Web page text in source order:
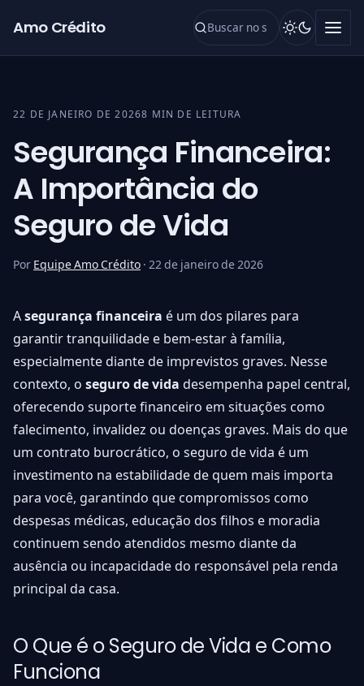
Amo Crédito
22 DE JANEIRO DE 20268 MIN DE LEITURA
Segurança Financeira:
A Importância do
Seguro de Vida
Por Equipe Amo Crédito · 22 de janeiro de 2026
A segurança financeira é um dos pilares para
garantir tranquilidade e bem-estar à família,
especialmente diante de imprevistos graves. Nesse
contexto, o seguro de vida desempenha papel central,
oferecendo suporte financeiro em situações como
falecimento, invalidez ou doenças graves. Mais do que
um contrato burocrático, o seguro de vida é um
investimento na estabilidade de quem mais importa
para você, garantindo que compromissos como
despesas médicas, educação dos filhos e moradia
continuem sendo atendidos mesmo diante da
ausência ou incapacidade do responsável pela renda
principal da casa.
O Que é o Seguro de Vida e Como
Funciona